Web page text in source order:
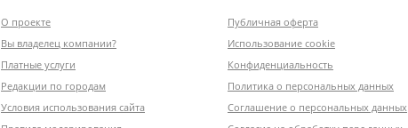
О проекте
Вы владелец компании?
Платные услуги
Редакции по городам
Условия использования сайта
Публичная оферта
Использование cookie
Конфиденциальность
Политика о персональных данных
Соглашение о персональных данных